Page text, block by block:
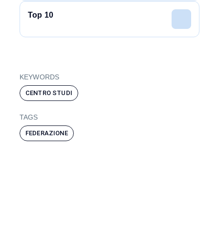
Top 10
KEYWORDS
CENTRO STUDI
TAGS
FEDERAZIONE